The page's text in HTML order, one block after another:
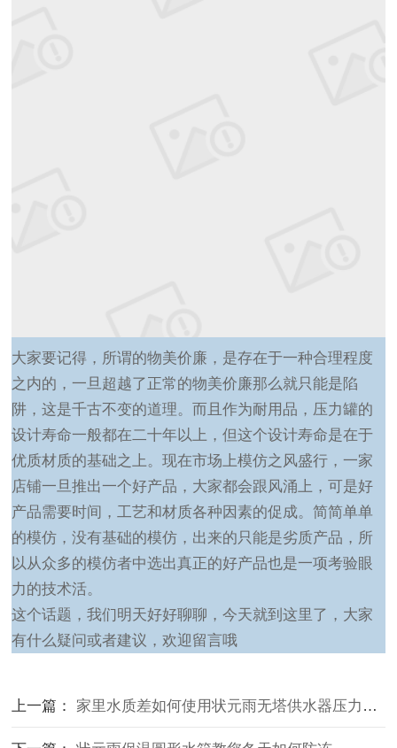
大家要记得，所谓的物美价廉，是存在于一种合理程度
之内的，一旦超越了正常的物美价廉那么就只能是陷
阱，这是千古不变的道理。而且作为耐用品，压力罐的
设计寿命一般都在二十年以上，但这个设计寿命是在于
优质材质的基础之上。现在市场上模仿之风盛行，一家
店铺一旦推出一个好产品，大家都会跟风涌上，可是好
产品需要时间，工艺和材质各种因素的促成。简简单单
的模仿，没有基础的模仿，出来的只能是劣质产品，所
以从众多的模仿者中选出真正的好产品也是一项考验眼
力的技术活。
这个话题，我们明天好好聊聊，今天就到这里了，大家
有什么疑问或者建议，欢迎留言哦
上一篇： 家里水质差如何使用状元雨无塔供水器压力罐进行过滤